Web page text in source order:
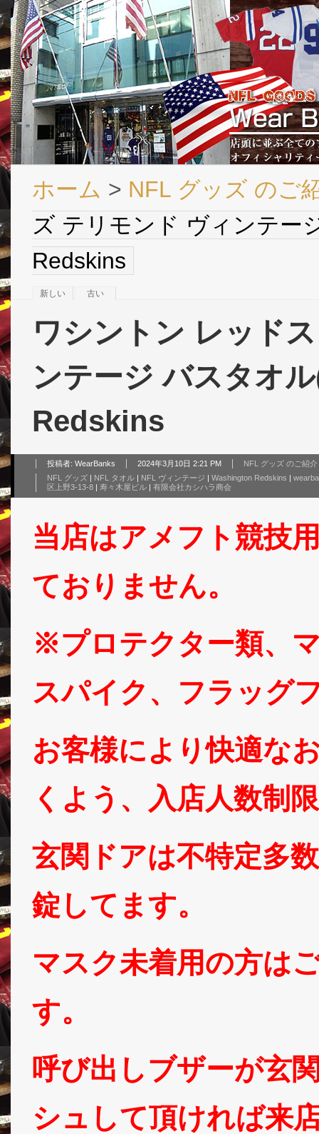
ホーム > NFL グッズ のご
ズ テリモンド ヴィンテー
Redskins
新しい 古い
ワシントン レッド
ンテージ バスタオ
Redskins
投稿者: WearBanks 2024年3月10日 2:21 PM
NFL グッズ のご紹介
NFL グッズ | NFL タオル | NFL ヴィンテージ | Washington Redskins |
区上野3-13-8 | 寿々木屋ビル | 有限会社カシハラ商会
当店はアメフト競技
ておりません。
※プロテクター類、
スパイク、フラッグ
お客様により快適な
くよう、入店人数制
玄関ドアは不特定多
錠してます。
マスク未着用の方は
す。
呼び出しブザーが玄
シュして頂ければ来